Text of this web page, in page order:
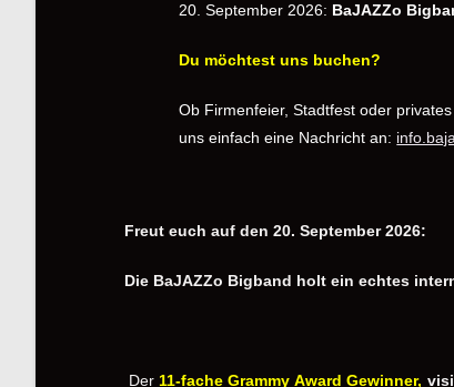
20. September 2026: BaJAZZo
Du möchtest uns buchen?
Ob Firmenfeier, Stadtfest oder
uns einfach eine Nachricht an:
Freut euch auf den 20. September 2026:
Die BaJAZZo Bigband holt ein echtes
Der 11-fache Grammy Award Gewinner,